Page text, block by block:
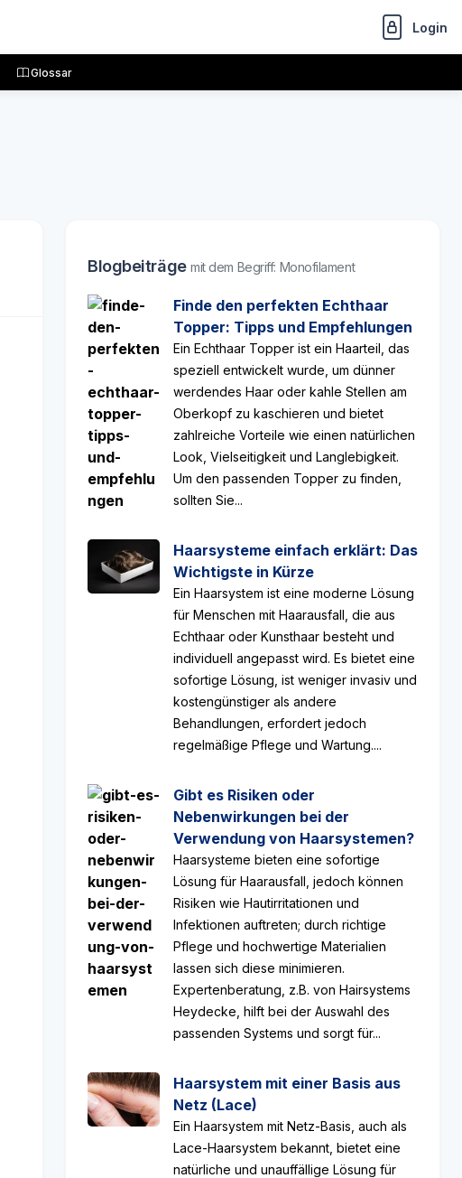
Login
Glossar
Blogbeiträgemit dem Begriff: Monofilament
Finde den perfekten Echthaar
Topper: Tipps und Empfehlungen
Ein Echthaar Topper ist ein Haarteil, das
speziell entwickelt wurde, um dünner
werdendes Haar oder kahle Stellen am
Oberkopf zu kaschieren und bietet
zahlreiche Vorteile wie einen natürlichen
Look, Vielseitigkeit und Langlebigkeit.
Um den passenden Topper zu finden,
sollten Sie...
Haarsysteme einfach erklärt: Das
Wichtigste in Kürze
Ein Haarsystem ist eine moderne Lösung
für Menschen mit Haarausfall, die aus
Echthaar oder Kunsthaar besteht und
individuell angepasst wird. Es bietet eine
sofortige Lösung, ist weniger invasiv und
kostengünstiger als andere
Behandlungen, erfordert jedoch
regelmäßige Pflege und Wartung....
Gibt es Risiken oder
Nebenwirkungen bei der
Verwendung von Haarsystemen?
Haarsysteme bieten eine sofortige
Lösung für Haarausfall, jedoch können
Risiken wie Hautirritationen und
Infektionen auftreten; durch richtige
Pflege und hochwertige Materialien
lassen sich diese minimieren.
Expertenberatung, z.B. von Hairsystems
Heydecke, hilft bei der Auswahl des
passenden Systems und sorgt für...
Haarsystem mit einer Basis aus
Netz (Lace)
Ein Haarsystem mit Netz-Basis, auch als
Lace-Haarsystem bekannt, bietet eine
natürliche und unauffällige Lösung für